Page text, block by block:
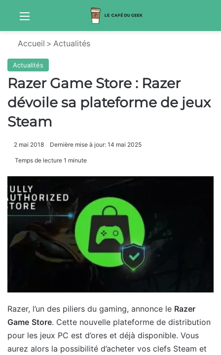
Accueil > Actualités
Actualités
Razer Game Store : Razer
dévoile sa plateforme de jeux
Steam
2 mai 2018 Dernière mise à jour: 14 mai 2025
Temps de lecture 1 minute
Razer, l’un des piliers du gaming, annonce le Razer
Game Store. Cette nouvelle plateforme de distribution
pour les jeux PC est d’ores et déjà disponible. Vous
aurez alors la possibilité d’acheter vos clefs Steam et